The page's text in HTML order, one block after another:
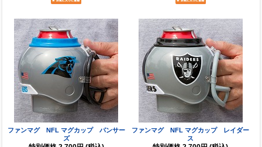
ファンマグ NFL マグカップ パンサー
ズ
ファンマグ NFL マグカップ レイダー
ス